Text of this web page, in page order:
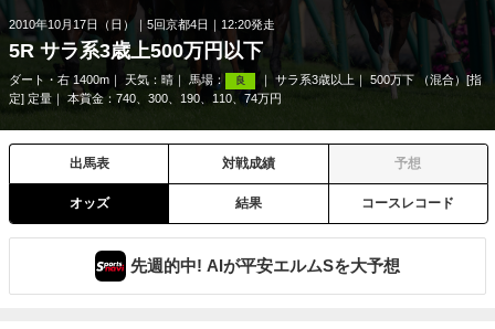
2010年10月17日（日） 5回京都4日 12:20発走
5R サラ系3歳上500万円以下
ダート・右 1400m 天気： 晴 馬場： 良 サラ系3歳以上
500万下 （混合）[指
定] 定量
本賞金：740、300、190、110、74万円
出馬表 対戦成績 予想
オッズ 結果 コースレコード
先週的中! AIが平安エルムSを大予想